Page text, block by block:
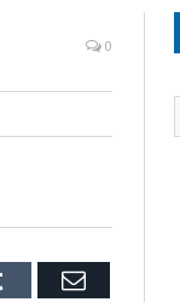
0
Tumblr Email